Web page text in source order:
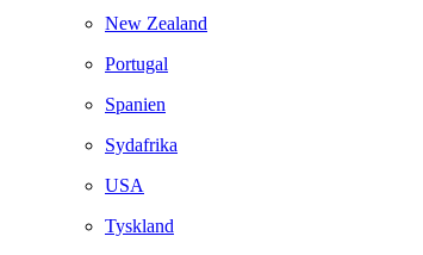
New Zealand
Portugal
Spanien
Sydafrika
USA
Tyskland